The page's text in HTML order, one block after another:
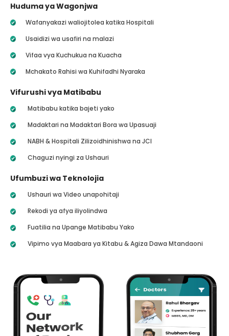
Huduma ya Wagonjwa
Wafanyakazi waliojitolea katika Hospitali
Usaidizi wa usafiri na malazi
Vifaa vya Kuchukua na Kuacha
Mchakato Rahisi wa Kuhifadhi Nyaraka
Vifurushi vya Matibabu
Matibabu katika bajeti yako
Madaktari na Madaktari Bora wa Upasuaji
NABH & Hospitali Zilizoidhinishwa na JCI
Chaguzi nyingi za Ushauri
Ufumbuzi wa Teknolojia
Ushauri wa Video unapohitaji
Rekodi ya afya iliyolindwa
Fuatilia na Upange Matibabu Yako
Vipimo vya Maabara ya Kitabu & Agiza Dawa Mtandaoni